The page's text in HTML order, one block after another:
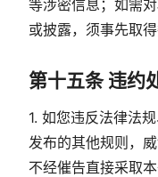
等涉密信息；如需
或披露，须事先取
第十五条 违约
1. 如您违反法律法
发布的其他规则，
不经催告直接采取